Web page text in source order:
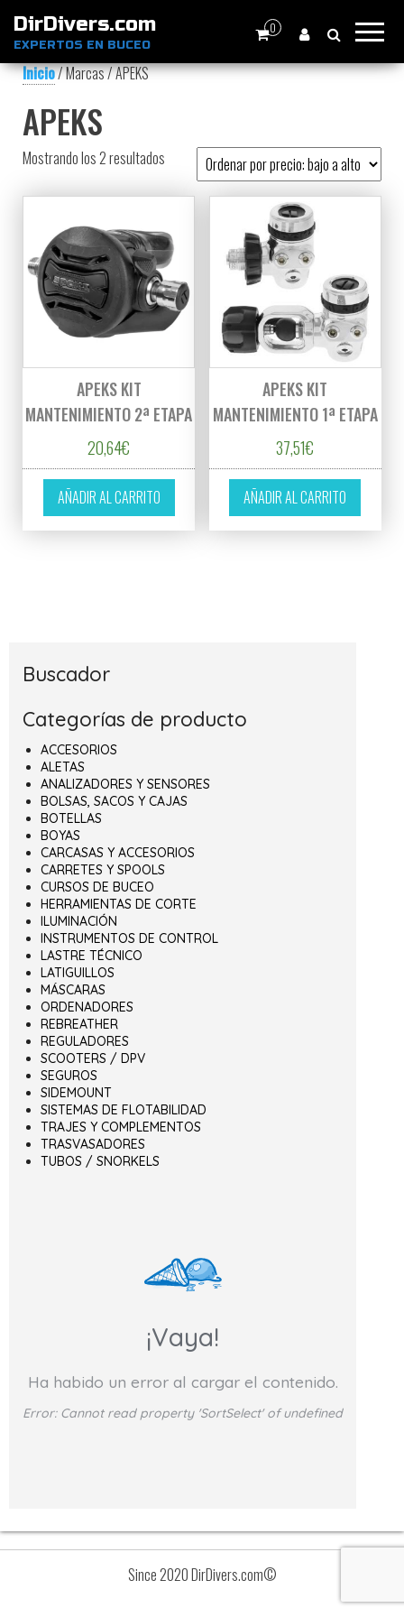
DirDivers.com
EXPERTOS EN BUCEO
0
Inicio/ Marcas / APEKS
APEKS
Mostrando los 2 resultados Ordenado por precio: bajo a alto
APEKS KIT
MANTENIMIENTO 2ª ETAPA
20,64€
AÑADIR AL CARRITO
APEKS KIT
MANTENIMIENTO 1ª ETAPA
37,51€
AÑADIR AL CARRITO
Buscador
Categorías de producto
ACCESORIOS
ALETAS
ANALIZADORES Y SENSORES
BOLSAS, SACOS Y CAJAS
BOTELLAS
BOYAS
CARCASAS Y ACCESORIOS
CARRETES Y SPOOLS
CURSOS DE BUCEO
HERRAMIENTAS DE CORTE
ILUMINACIÓN
INSTRUMENTOS DE CONTROL
LASTRE TÉCNICO
LATIGUILLOS
MÁSCARAS
ORDENADORES
REBREATHER
REGULADORES
SCOOTERS / DPV
SEGUROS
SIDEMOUNT
SISTEMAS DE FLOTABILIDAD
TRAJES Y COMPLEMENTOS
TRASVASADORES
TUBOS / SNORKELS
¡Vaya!
Ha habido un error al cargar el contenido.
Error: Cannot read property 'SortSelect' of undefined
Since 2020 DirDivers.com©